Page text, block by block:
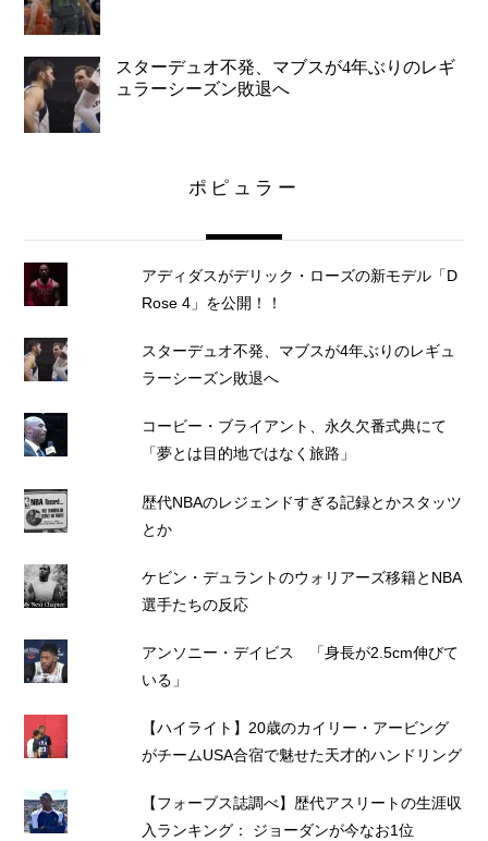
スターデュオ不発、マブスが4年ぶりのレギ
ュラーシーズン敗退へ
ポピュラー
アディダスがデリック・ローズの新モデル「D
Rose 4」を公開！！
スターデュオ不発、マブスが4年ぶりのレギュ
ラーシーズン敗退へ
コービー・ブライアント、永久欠番式典にて
「夢とは目的地ではなく旅路」
歴代NBAのレジェンドすぎる記録とかスタッツ
とか
ケビン・デュラントのウォリアーズ移籍とNBA
選手たちの反応
アンソニー・デイビス 「身長が2.5cm伸びて
いる」
【ハイライト】20歳のカイリー・アービング
がチームUSA合宿で魅せた天才的ハンドリング
【フォーブス誌調べ】歴代アスリートの生涯収
入ランキング： ジョーダンが今なお1位